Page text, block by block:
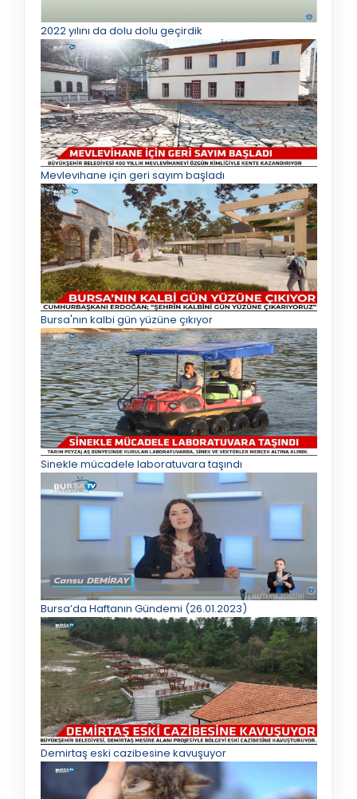
2022 yılını da dolu dolu geçirdik
Mevlevihane için geri sayım başladı
Bursa'nın kalbi gün yüzüne çıkıyor
Sinekle mücadele laboratuvara taşındı
Bursa’da Haftanın Gündemi (26.01.2023)
Demirtaş eski cazibesine kavuşuyor